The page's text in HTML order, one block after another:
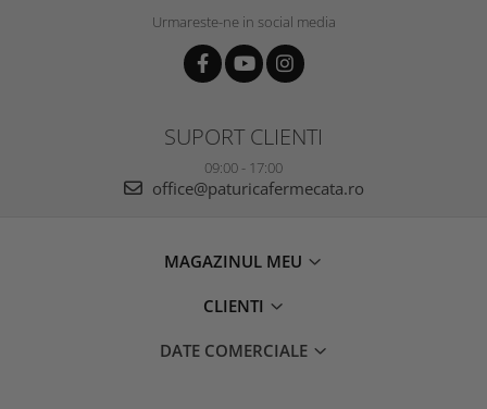
Urmareste-ne in social media
SUPORT CLIENTI
09:00 - 17:00
office@paturicafermecata.ro
MAGAZINUL MEU
CLIENTI
DATE COMERCIALE